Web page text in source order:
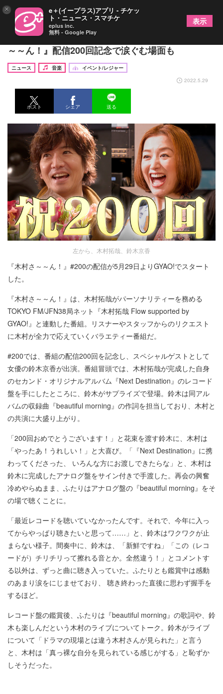
木村拓哉が鈴木京香と感動のハグ GYAO!『木村さ
～～ん！』配信200回記念で涙ぐむ場面も
ニュース 音楽
イベント/レジャー
2022.5.29
ポスト シェア 送る
左から、木村拓哉、鈴木京香
『木村さ～～ん！』#200の配信が5月29日よりGYAO!でスタート
した。
『木村さ～～ん！』は、木村拓哉がパーソナリティーを務める
TOKYO FM/JFN38局ネット『木村拓哉 Flow supported by
GYAO!』と連動した番組。リスナーやスタッフからのリクエスト
に木村が全力で応えていくバラエティー番組だ。
#200では、番組の配信200回を記念し、スペシャルゲストとして
女優の鈴木京香が出演。番組冒頭では、木村拓哉が完成した自身
のセカンド・オリジナルアルバム『Next Destination』のレコード
盤を手にしたところに、鈴木がサプライズで登場。鈴木は同アル
バムの収録曲『beautiful morning』の作詞を担当しており、木村と
の共演に大盛り上がり。
「200回おめでとうございます！」と花束を渡す鈴木に、木村は
「やったあ！うれしい！」と大喜び。「『Next Destination』に携
わってくださった、 いろんな方にお渡しできたらな」と、木村は
鈴木に完成したアナログ盤をサイン付きで手渡した。再会の興奮
冷めやらぬまま、ふたりはアナログ盤の『beautiful morning』をそ
の場で聴くことに。
「最近レコードを聴いていなかったんです。それで、今年に入っ
てからやっぱり聴きたいと思って……」と、鈴木はワクワクが止
まらない様子。間奏中に、鈴木は、「新鮮ですね」「この（レコ
ードが）チリチリって擦れる音とか。全然違う！」とコメントす
る以外は、ずっと曲に聴き入っていた。ふたりとも鑑賞中は感動
のあまり涙をにじませており、 聴き終わった直後に思わず握手を
するほど。
レコード盤の鑑賞後、ふたりは『beautiful morning』の歌詞や、鈴
木も楽しんだという木村のライブについてトーク。鈴木がライブ
について「ドラマの現場とは違う木村さんが見られた」と言う
と、木村は「真っ裸な自分を見られている感じがする」と恥ずか
しそうだった。
× e＋(イープラス)アプリ - チケッ
ト・ニュース・スマチケ
eplus inc.
無料 - Google Play
表示